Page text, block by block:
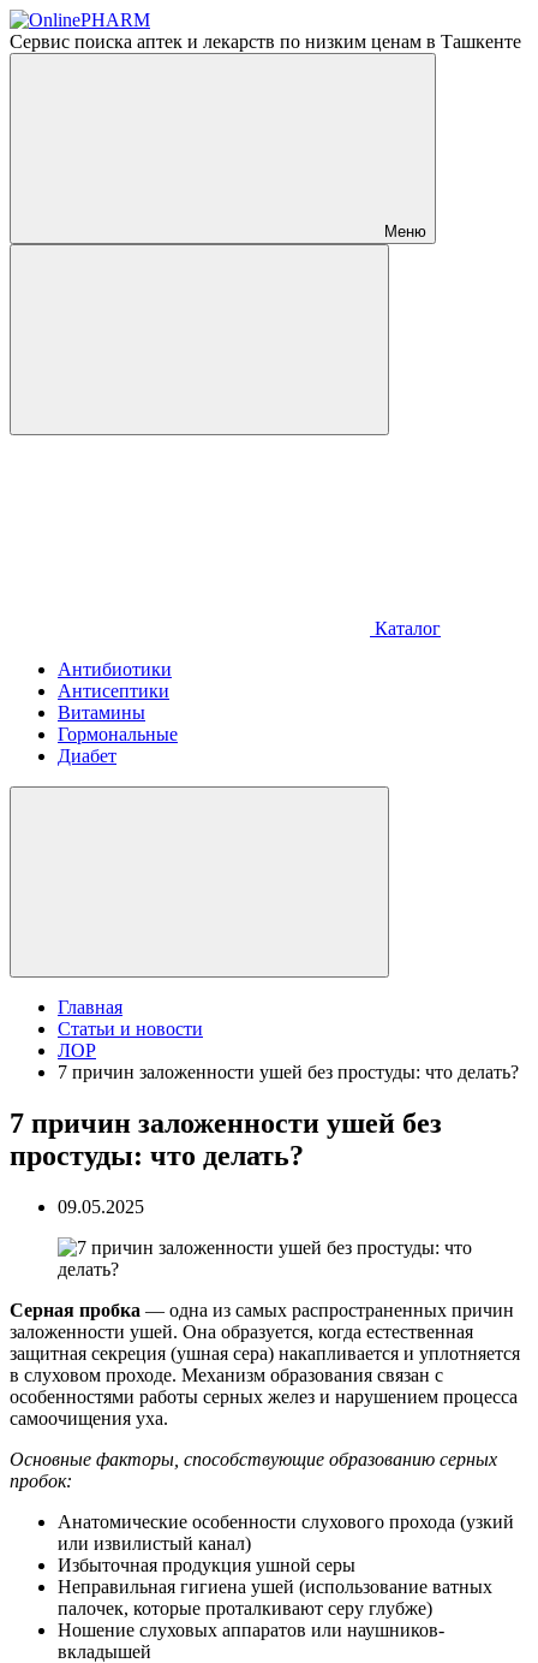
Сервис поиска аптек и лекарств по низким ценам в Ташкенте
Меню
Каталог
Антибиотики
Антисептики
Витамины
Гормональные
Диабет
Главная
Статьи и новости
ЛОР
7 причин заложенности ушей без простуды: что делать?
7 причин заложенности ушей без
простуды: что делать?
09.05.2025
Серная пробка — одна из самых распространенных причин
заложенности ушей. Она образуется, когда естественная
защитная секреция (ушная сера) накапливается и уплотняется
в слуховом проходе. Механизм образования связан с
особенностями работы серных желез и нарушением процесса
самоочищения уха.
Основные факторы, способствующие образованию серных
пробок:
Анатомические особенности слухового прохода (узкий
или извилистый канал)
Избыточная продукция ушной серы
Неправильная гигиена ушей (использование ватных
палочек, которые проталкивают серу глубже)
Ношение слуховых аппаратов или наушников-
вкладышей